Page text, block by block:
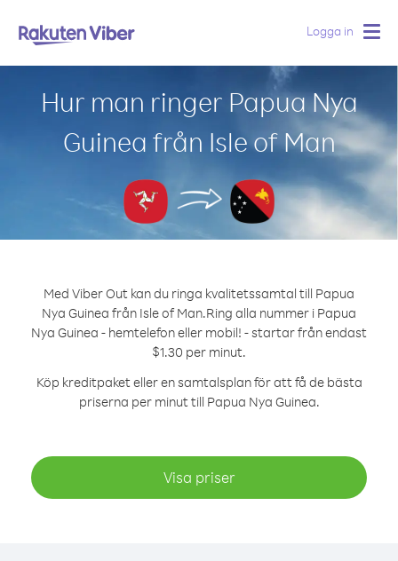
Logga in
Hur man ringer Papua Nya
Guinea från Isle of Man
Med Viber Out kan du ringa kvalitetssamtal till Papua
Nya Guinea från Isle of Man.Ring alla nummer i Papua
Nya Guinea - hemtelefon eller mobil! - startar från endast
$1.30 per minut.
Köp kreditpaket eller en samtalsplan för att få de bästa
priserna per minut till Papua Nya Guinea.
Visa priser